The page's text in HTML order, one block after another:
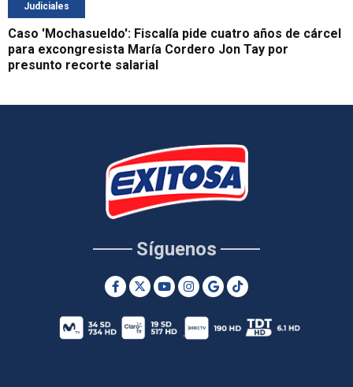
Judiciales
Caso 'Mochasueldo': Fiscalía pide cuatro años de cárcel
para excongresista María Cordero Jon Tay por
presunto recorte salarial
Síguenos